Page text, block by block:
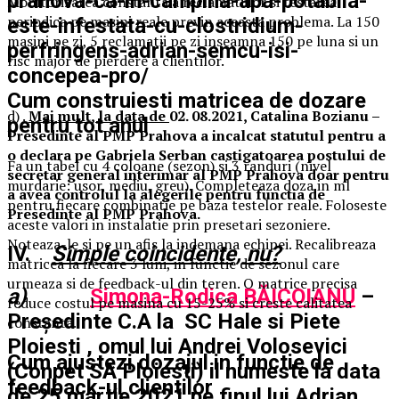
este-infestata-cu-clostridium-
perfringens-adrian-semcu-isi-
concepea-pro/
d) .Mai mult, la data de 02. 08.2021, Catalina Bozianu –
Presedinte al PMP Prahova a incalcat statutul pentru a
o declara pe Gabriela Serban castigatoarea postului de
secretar general interimar al PMP Prahova doar pentru
a avea controlul la alegerile pentru functia de
Presedinte al PMP Prahova.
IV.Simple coincidente, nu?
a)Simona-Rodica BĂICOIANU–
Președinte C.A la SC Hale si Piete
Ploiesti , omul lui Andrei Volosevici
(Conpet SA Ploiesti) il numeste la data
periodica pe masini reale previn aceasta problema. La 150
masini pe zi, 5 reclamatii pe zi inseamna 150 pe luna si un
risc major de pierdere a clientilor.
Cum construiesti matricea de dozare
pentru tot anul
Fa un tabel cu 4 coloane (sezon) si 3 randuri (nivel
murdarie: usor, mediu, greu). Completeaza doza in ml
pentru fiecare combinatie pe baza testelor reale. Foloseste
aceste valori in instalatie prin presetari sezoniere.
Noteaza-le si pe un afis la indemana echipei. Recalibreaza
matricea la fiecare 3 luni, in functie de sezonul care
urmeaza si de feedback-ul din teren. O matrice precisa
reduce costul pe masina cu 15-25% si creste calitatea
constanta.
Cum ajustezi dozajul in functie de
feedback-ul clientilor